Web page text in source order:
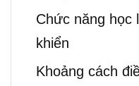
Chức năng học
khiển
Khoảng cách